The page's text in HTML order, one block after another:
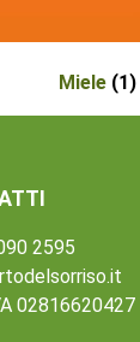
Miele (1)
2595
02816620427